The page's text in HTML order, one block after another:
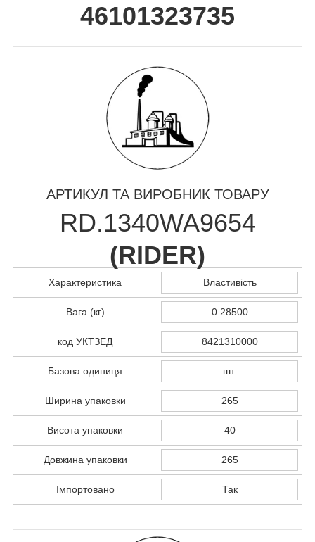
46101323735
АРТИКУЛ ТА ВИРОБНИК ТОВАРУ
RD.1340WA9654
(RIDER)
Характеристика Властивість
Вага (кг) 0.28500
код УКТЗЕД 8421310000
Базова одиниця шт.
Ширина упаковки 265
Висота упаковки 40
Довжина упаковки 265
Імпортовано Так